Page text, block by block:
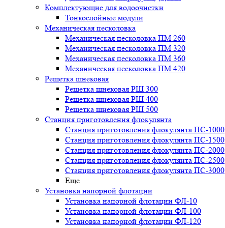
Комплектующие для водоочистки
Тонкослойные модули
Механическая песколовка
Механическая песколовка ПM 260
Механическая песколовка ПM 320
Механическая песколовка ПM 360
Механическая песколовка ПM 420
Решетка шнековая
Решетка шнековая РШ 300
Решетка шнековая РШ 400
Решетка шнековая РШ 500
Станция приготовления флокулянта
Станция приготовления флокулянта ПС-1000
Станция приготовления флокулянта ПС-1500
Станция приготовления флокулянта ПС-2000
Станция приготовления флокулянта ПС-2500
Станция приготовления флокулянта ПС-3000
Еще
Установка напорной флотации
Установка напорной флотации ФЛ-10
Установка напорной флотации ФЛ-100
Установка напорной флотации ФЛ-120